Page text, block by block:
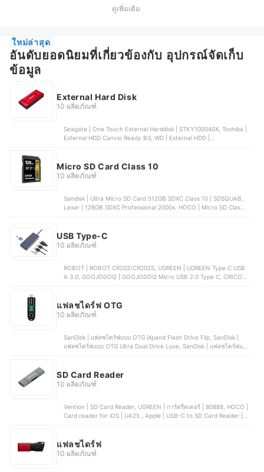
Lexar | 128GB SDXC Professional 2000x, HOCO | Micro SD Class
10 128GB, FNKvision | Memory Card Class10 MicroSDXC 16GB,ดูเพิ่มเติม
ใหม่ล่าสุด
อันดับยอดนิยมที่เกี่ยวข้องกับ อุปกรณ์จัดเก็บ
ข้อมูล
External Hard Disk
10 ผลิตภัณฑ์
Seagate | One Touch External Harddisk | STKY100040X, Toshiba |
External HDD Canvio Ready B3, WD | External HDD |
Micro SD Card Class 10
10 ผลิตภัณฑ์
Sandisk | Ultra Micro SD Card 512GB SDXC Class 10 | SDSQUAB,
Lexar | 128GB SDXC Professional 2000x, HOCO | Micro SD Class
USB Type-C
10 ผลิตภัณฑ์
ROBOT | ROBOT CR202/CR202S, UGREEN | UGREEN Type C USB
A 3.0, GOOJODOQ | GOOJODOQ Micro USB 2.0 Type C, ORICO |
แฟลชไดร์ฟ OTG
10 ผลิตภัณฑ์
SanDisk | แฟลชไดร์ฟแบบ OTG iXpand Flash Drive Flip, SanDisk |
แฟลชไดร์ฟแบบ OTG Ultra Dual Drive Luxe, SanDisk | แฟลชไดร์ฟแบบ
Dual USB Type - C/A | D400
SD Card Reader
10 ผลิตภัณฑ์
Vention | SD Card Reader, UGREEN | การ์ดรีดเดอร์ | 80888, HOCO |
Card reader for iOS | UA25 , Apple | USB-C to SD Card Reader |
แฟลชไดร์ฟ
10 ผลิตภัณฑ์